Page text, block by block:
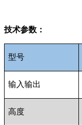
技术参数：
型号
输入输出
高度